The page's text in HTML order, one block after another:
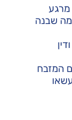
מרגע
שבנה
המזבח